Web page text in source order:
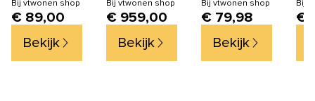
Bij vtwonen shop
€ 89,00
Bekijk
Composiet -
200cm
Bij vtwonen shop
€ 959,00
Bekijk
Bij vtwonen shop
€ 79,98
Bekijk
Bij
€